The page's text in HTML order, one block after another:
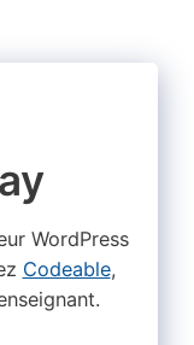
WordPress
Codeable,